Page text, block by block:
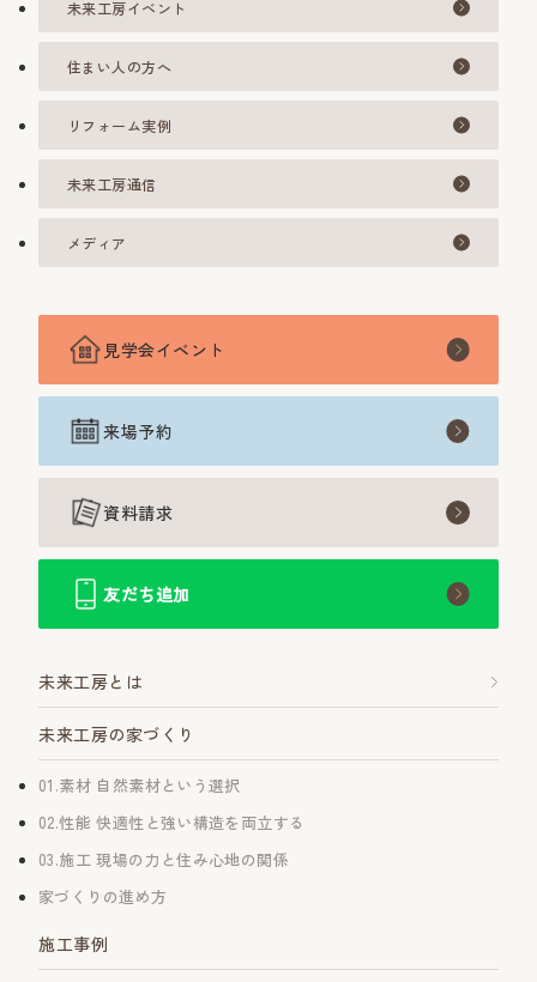
未来工房イベント
住まい人の方へ
リフォーム実例
未来工房通信
メディア
見学会イベント
来場予約
資料請求
友だち追加
未来工房とは
未来工房の家づくり
01.素材 自然素材という選択
02.性能 快適性と強い構造を両立する
03.施工 現場の力と住み心地の関係
家づくりの進め方
施工事例